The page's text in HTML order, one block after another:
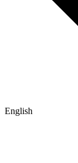
English